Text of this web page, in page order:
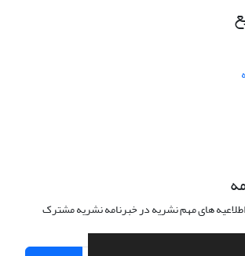
اطلاعیه های مهم نشریه در خبرنامه نشریه مشترک